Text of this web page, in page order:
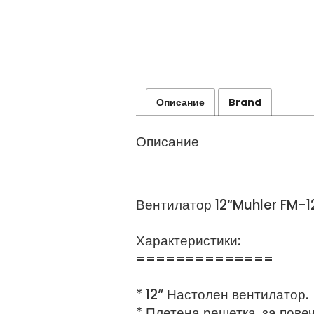
Описание Brand
Описание
Вентилатор 12“Muhler FM-
Характеристики:
==============
* 12“ Настолен вентилатор.